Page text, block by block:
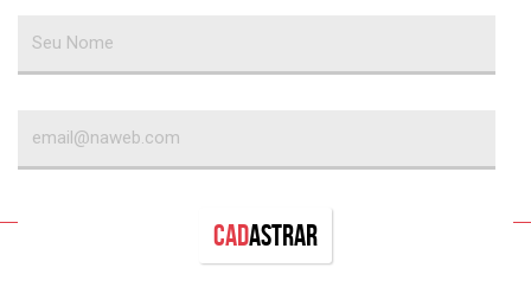
Cadastrar